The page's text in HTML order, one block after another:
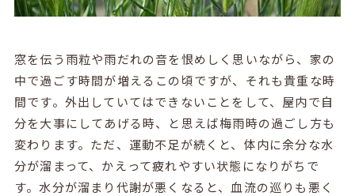
窓を伝う雨粒や雨だれの音を恨めしく思いながら、家の
中で過ごす時間が増えるこの頃ですが、それも貴重な時
間です。外出していてはできないことをして、屋内で自
分を大事にしてあげる時、と思えば梅雨時の過ごし方も
変わります。ただ、運動不足が続くと、体内に余分な水
分が溜まって、かえって疲れやすい状態になりがちで
す。水分が溜まり代謝が悪くなると、血流の巡りも悪く